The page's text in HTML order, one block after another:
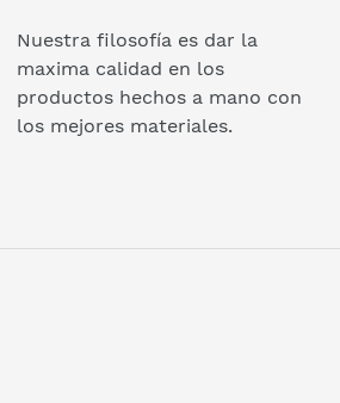
Nuestra filosofía es dar la
maxima calidad en los
productos hechos a mano con
los mejores materiales.